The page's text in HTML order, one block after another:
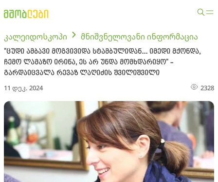
კალეიდოსკოპი მნიშვნელოვანი ინფორმაცია
"ცუდი ამბავი მოგვივიდა სტამბულიდან... იმედი მქონდა,
ჩემო ლამაზო ირინა, ეს არ უნდა მომხდარიყო" -
გარდაიცვალა რევაზ ლაღიძის შვილიშვილი
11 დეკ. 2024 2328